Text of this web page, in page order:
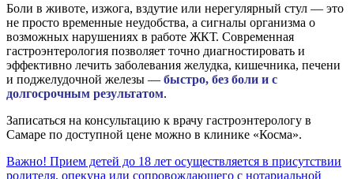
Боли в животе, изжога, вздутие или нерегулярный стул — это
не просто временные неудобства, а сигналы организма о
возможных нарушениях в работе ЖКТ. Современная
гастроэнтерология позволяет точно диагностировать и
эффективно лечить заболевания желудка, кишечника, печени
и поджелудочной железы — быстро, без боли и с
долгосрочным результатом.
Записаться на консультацию к врачу гастроэнтерологу в
Самаре по доступной цене можно в клинике «Косма».
Важно! Прием детей до 18 лет осуществляется в присутствии
родителя, опекуна или сопровождающего с нотариальной